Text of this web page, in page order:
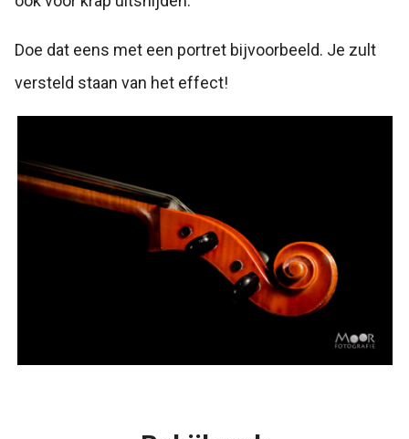
Doe dat eens met een portret bijvoorbeeld. Je zult
versteld staan van het effect!